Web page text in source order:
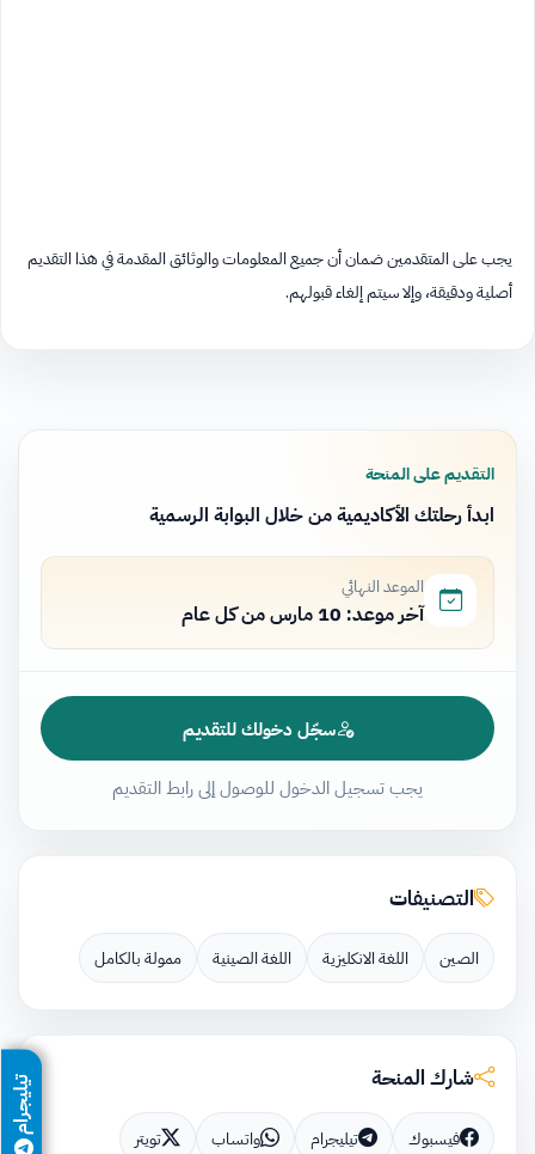
يجب على المتقدمين ضمان أن جميع المعلومات والوثائق المقدمة في هذا التقديم
أصلية ودقيقة، وإلا سيتم إلغاء قبولهم.
التقديم على المنحة
ابدأ رحلتك الأكاديمية من خلال البوابة الرسمية
الموعد النهائي
آخر موعد: 10 مارس من كل عام
سجّل دخولك للتقديم
يجب تسجيل الدخول للوصول إلى رابط التقديم
التصنيفات
الصين اللغة الانكليزية اللغة الصينية ممولة بالكامل
شارك المنحة
فيسبوك تيليجرام واتساب تويتر
تيليجرام